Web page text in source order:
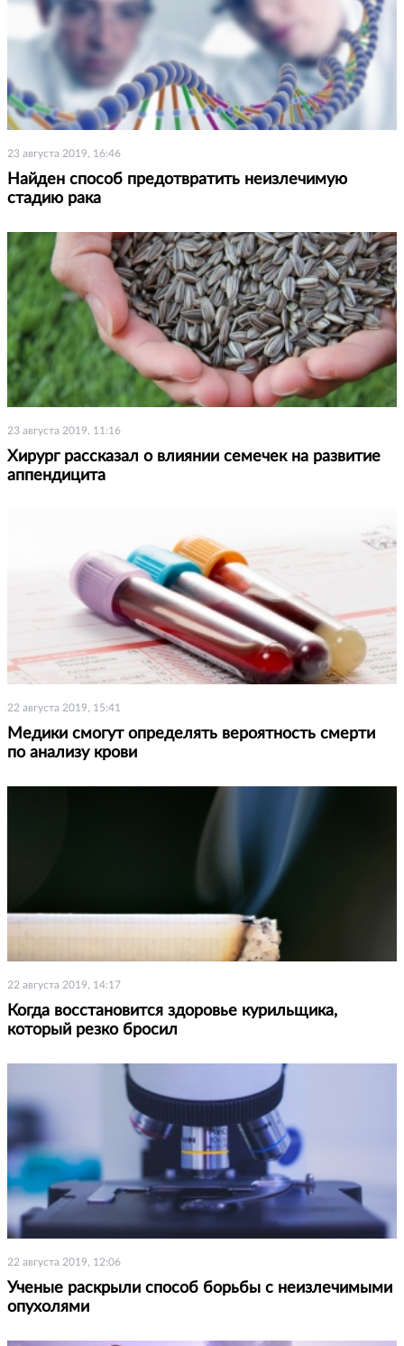
23 августа 2019, 16:46
Найден способ предотвратить неизлечимую
стадию рака
23 августа 2019, 11:16
Хирург рассказал о влиянии семечек на развитие
аппендицита
22 августа 2019, 15:41
Медики смогут определять вероятность смерти
по анализу крови
22 августа 2019, 14:17
Когда восстановится здоровье курильщика,
который резко бросил
22 августа 2019, 12:06
Ученые раскрыли способ борьбы с неизлечимыми
опухолями